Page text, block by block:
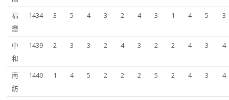
福
懋
1434 3 5 4 3 2 4 3 1 4 5 3
中
和
1439 2 3 3 2 4 3 2 2 4 3 4
南
紡
1440 1 4 5 2 2 2 5 2 4 3 4